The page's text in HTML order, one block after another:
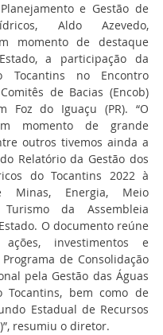
e Gestão de
Aldo Azevedo,
momento de destaque
a participação da
Tocantins no Encontro
de Bacias (Encob)
Foz do Iguaçu (PR). “O
momento de grande
outros tivemos ainda a
Relatório da Gestão dos
do Tocantins 2022 à
Minas, Energia, Meio
da Assembleia
O documento reúne
investimentos e
de Consolidação
pela Gestão das Águas
Tocantins, bem como de
Estadual de Recursos
resumiu o diretor.